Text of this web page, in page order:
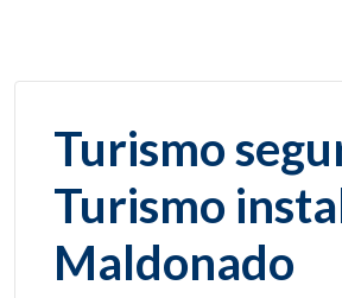
Turismo
Turismo
Maldonado